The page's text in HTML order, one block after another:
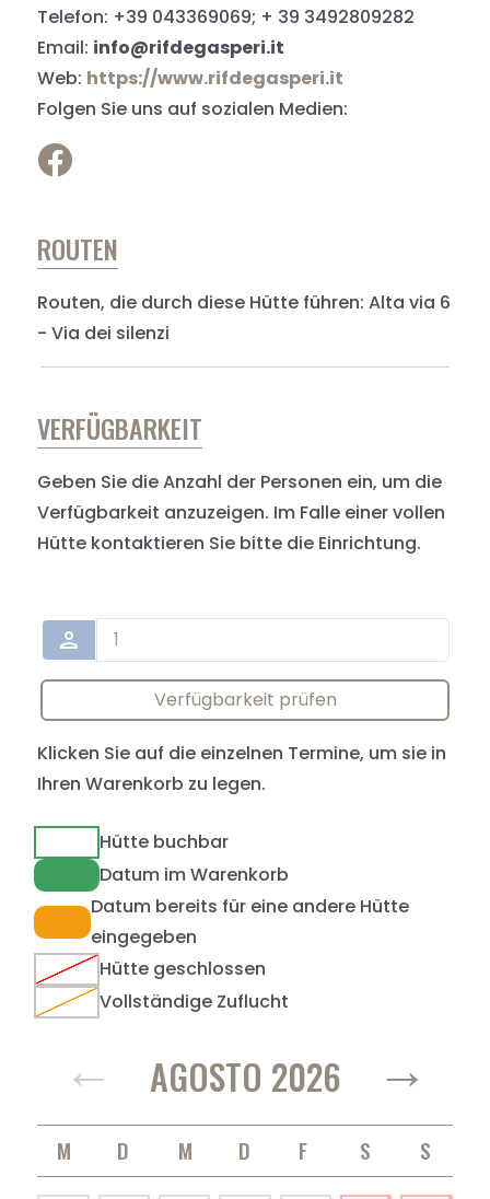
Telefon: +39 043369069; + 39 3492809282
Email: info@rifdegasperi.it
Web: https://www.rifdegasperi.it
Folgen Sie uns auf sozialen Medien:
ROUTEN
Routen, die durch diese Hütte führen: Alta via 6
- Via dei silenzi
VERFÜGBARKEIT
Geben Sie die Anzahl der Personen ein, um die
Verfügbarkeit anzuzeigen. Im Falle einer vollen
Hütte kontaktieren Sie bitte die Einrichtung.
person
Verfügbarkeit prüfen
Klicken Sie auf die einzelnen Termine, um sie in
Ihren Warenkorb zu legen.
Hütte buchbar
Datum im Warenkorb
Datum bereits für eine andere Hütte
eingegeben
Hütte geschlossen
Vollständige Zuflucht
← AGOSTO 2026 →